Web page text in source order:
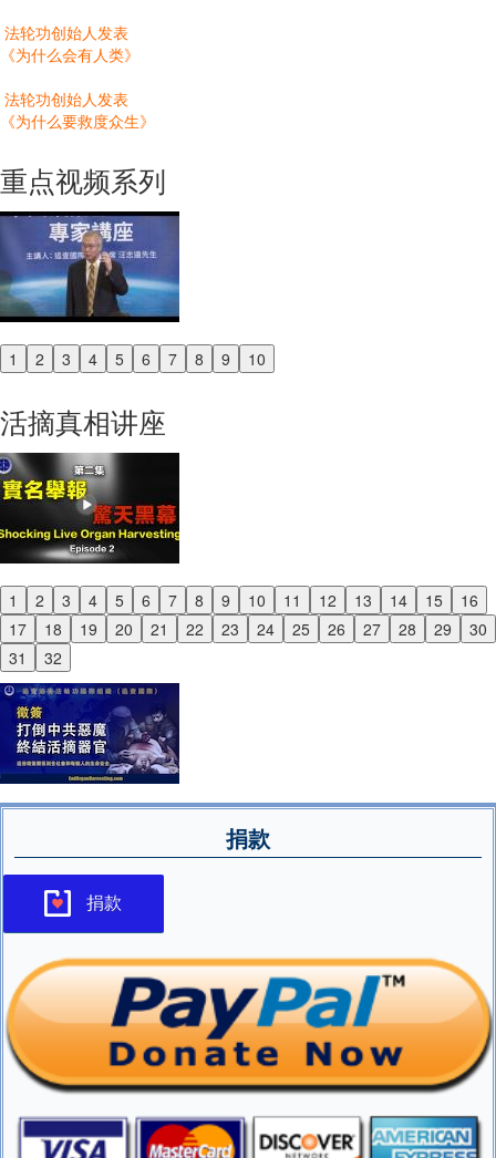
法轮功创始人发表
《为什么会有人类》
法轮功创始人发表
《为什么要救度众生》
重点视频系列
1 2 3 4 5 6 7 8 9 10
Previous
活摘真相讲座
1 2 3 4 5 6 7 8 9 10 11 12 13 14 15
16
17
18 19 20 21 22 23 24 25 26 27 28 29
30
31
32
Previous
Next
捐款
捐款